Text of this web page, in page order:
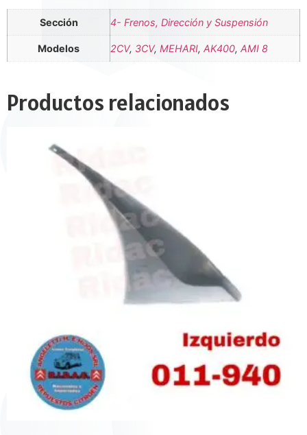
Sección 4- Frenos, Dirección y Suspensión
Modelos 2CV, 3CV, MEHARI, AK400, AMI 8
Productos relacionados